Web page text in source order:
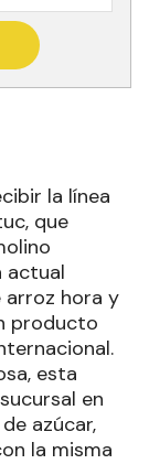
la línea
que
actual
hora y
producto
esta
en
azúcar,
la misma